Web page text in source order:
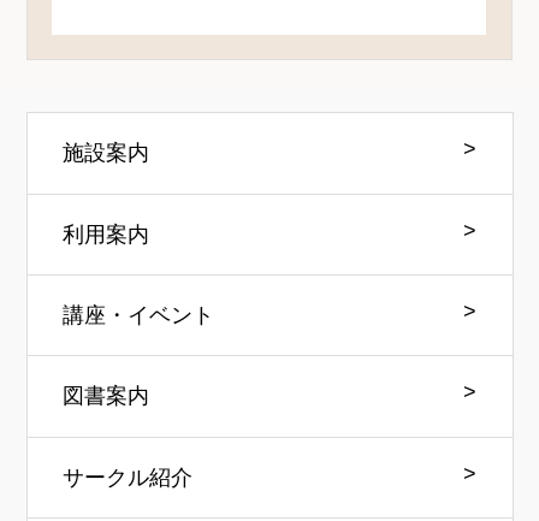
施設案内
利用案内
講座・イベント
図書案内
サークル紹介